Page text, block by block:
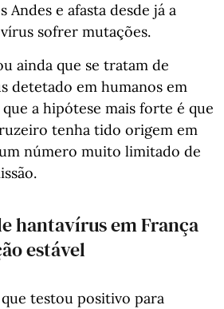
e afasta desde já a
sofrer mutações.
ainda que se tratam de
detetado em humanos em
que a hipótese mais forte é que
tenha tido origem em
número muito limitado de
hantavírus em França
estável
testou positivo para